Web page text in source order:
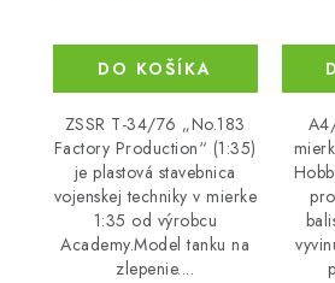
DO KOŠÍKA
ZSSR T-34/76 „No.183
Factory Production“ (1:35)
je plastová stavebnica
vojenskej techniky v mierke
1:35 od výrobcu
Academy.Model tanku na
zlepenie....